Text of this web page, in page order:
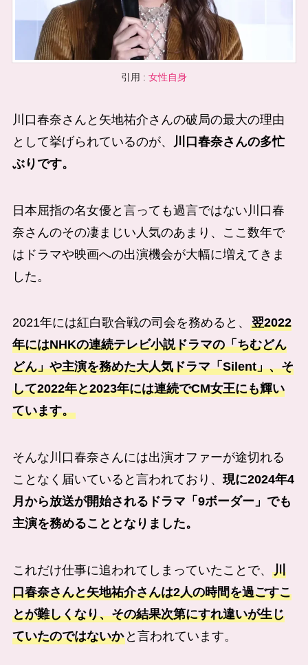
引用 : 女性自身
川口春奈さんと 矢地祐介さんの破局の最大の理由
として挙げられているのが、
川口春奈さんの多忙
ぶりです。
日本屈指の名女優と言っても過言ではない川口春
奈さんのその凄まじい人気のあまり、ここ数年で
はドラマや映画への出演機会が大幅に増えてきま
した。
2021年には紅白歌合戦の司会を務めると、 翌2022
年にはNHKの連続テレビ小説ドラマの「ちむどん
どん」や主演を務めた大人気ドラマ「Silent」、そ
して2022年と2023年には連続でCM女王にも輝い
ています。
そんな川口春奈さんには出演オファーが途切れる
ことなく届いていると言われており、 現に2024年4
月から放送が開始されるドラマ「9ボーダー」でも
主演を務めることとなりました。
これだけ仕事に追われてしまっていたことで、 川
口春奈さんと矢地祐介さんは2人の時間を過ごすこ
とが難しくなり、その結果次第にすれ違いが生じ
ていたのではないかと言われています。